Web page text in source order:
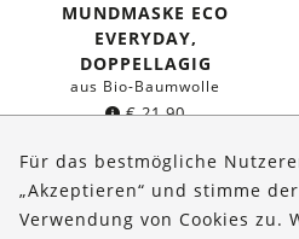
MUNDMASKE ECO
EVERYDAY,
DOPPELLAGIG
aus Bio-Baumwolle
€21,90
Über uns
Für das bestmögliche
„Akzeptieren“ und stimme
Verwendung von Cookies zu.